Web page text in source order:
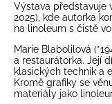
Výstava představuje
2025), kde autorka
na linoleum s čistě
Marie Blabolilová
a restaurátorka. Její
klasických technik a
Kromě grafiky se
materiály jako